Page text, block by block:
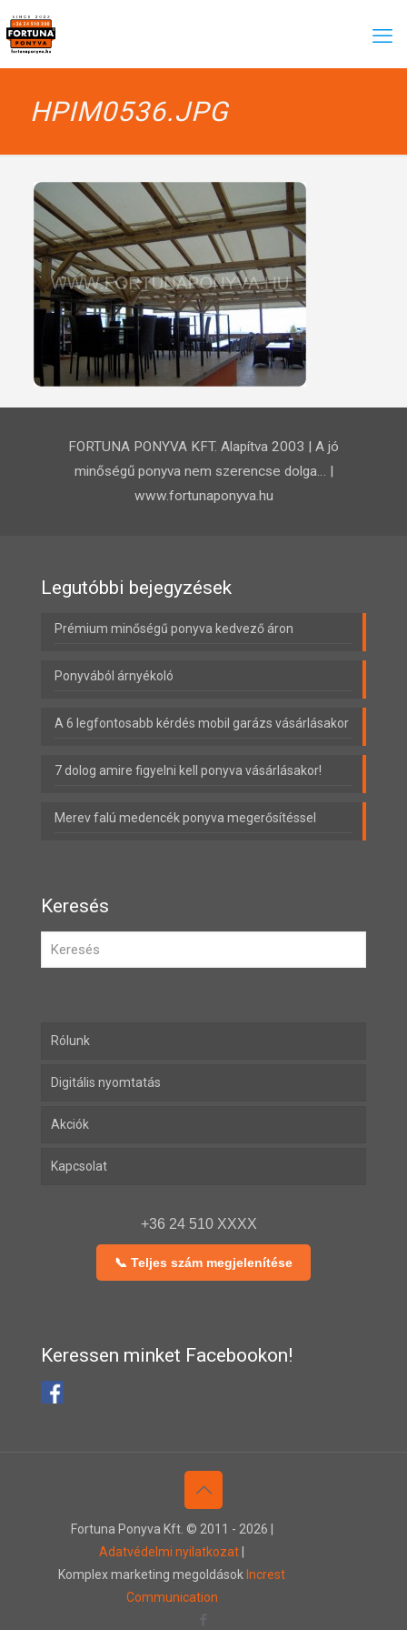
HPIM0536.JPG
FORTUNA PONYVA KFT. Alapítva 2003 | A jó
minőségű ponyva nem szerencse dolga… |
www.fortunaponyva.hu
Legutóbbi bejegyzések
Prémium minőségű ponyva kedvező áron
Ponyvából árnyékoló
A 6 legfontosabb kérdés mobil garázs vásárlásakor
7 dolog amire figyelni kell ponyva vásárlásakor!
Merev falú medencék ponyva megerősítéssel
Keresés
Rólunk
Digitális nyomtatás
Akciók
Kapcsolat
+36 24 510 XXXX
📞 Teljes szám megjelenítése
Keressen minket Facebookon!
Fortuna Ponyva Kft. © 2011 - 2026 |
Adatvédelmi nyilatkozat
Komplex marketing megoldások Increst
Communication